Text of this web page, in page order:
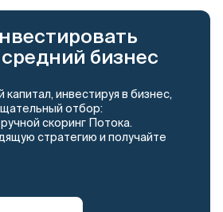
бизнес
капитал, инвестируя в бизнес,
отбор:
скоринг Потока.
стратегию и получайте